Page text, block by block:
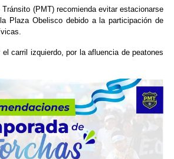
(PMT) recomienda evitar estacionarse
Plaza Obelisco debido a la participación de
carril izquierdo, por la afluencia de peatones